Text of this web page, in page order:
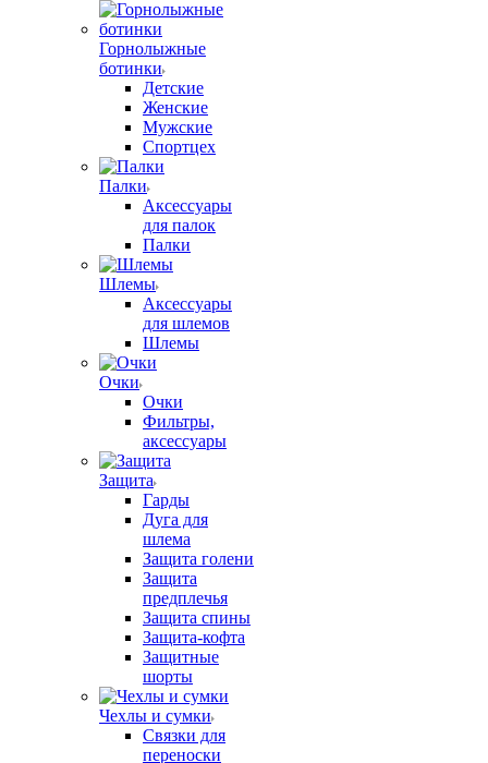
Горнолыжные
ботинки
Детские
Женские
Мужские
Спортцех
Палки
Аксессуары
для палок
Палки
Шлемы
Аксессуары
для шлемов
Шлемы
Очки
Очки
Фильтры,
аксессуары
Защита
Гарды
Дуга для
шлема
Защита голени
Защита
предплечья
Защита спины
Защита-кофта
Защитные
шорты
Чехлы и сумки
Связки для
переноски